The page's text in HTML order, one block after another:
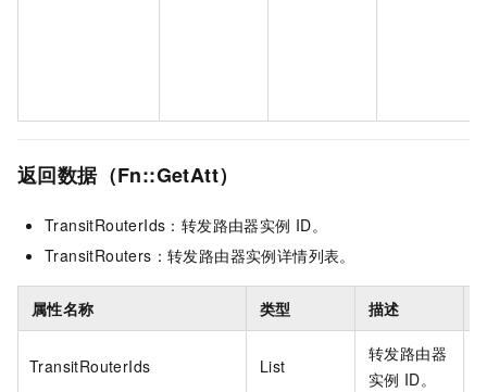
返回数据（Fn::GetAtt）
TransitRouterIds：转发路由器实例 ID。
TransitRouters：转发路由器实例详情列表。
属性名称 类型 描述
TransitRouterIds List
转发路由器
实例 ID。